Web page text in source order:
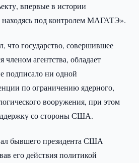
впервые в истории
находясь под контролем МАГАТЭ».
что государство, совершившее
членом агентства, обладает
подписало ни одной
по ограничению ядерного,
вооружения, при этом
со стороны США.
бывшего президента США
его действия политикой